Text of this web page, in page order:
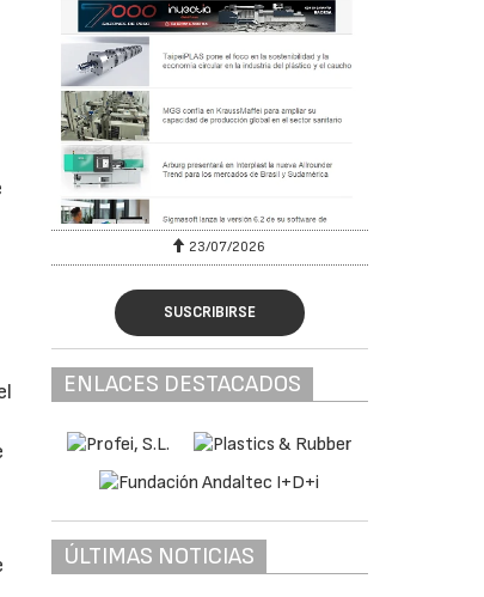
23/07/2026
SUSCRIBIRSE
ENLACES DESTACADOS
ÚLTIMAS NOTICIAS